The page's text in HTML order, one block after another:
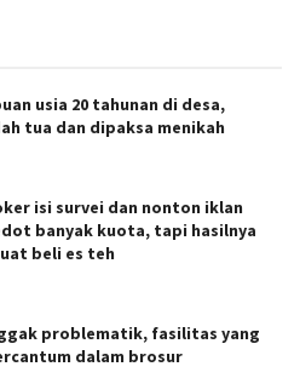
usia 20 tahunan di desa,
tua dan dipaksa menikah
isi survei dan nonton iklan
banyak kuota, tapi hasilnya
beli es teh
problematik, fasilitas yang
dalam brosur